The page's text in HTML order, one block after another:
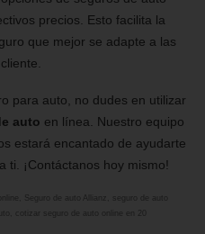
precios. Esto facilita la
que mejor se adapte a las
para auto, no dudes en utilizar
auto en línea. Nuestro equipo
estará encantado de ayudarte
ti. ¡Contáctanos hoy mismo!
Seguro de auto Allianz
cotizar seguro de auto online